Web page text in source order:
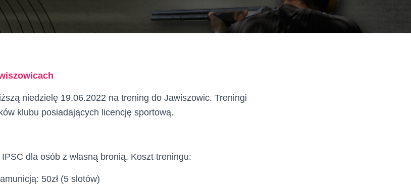
niedzielę 19.06.2022 na trening do Jawiszowic. Treningi
klubu posiadających licencję sportową.
dla osób z własną bronią. Koszt treningu:
50zł (5 slotów)